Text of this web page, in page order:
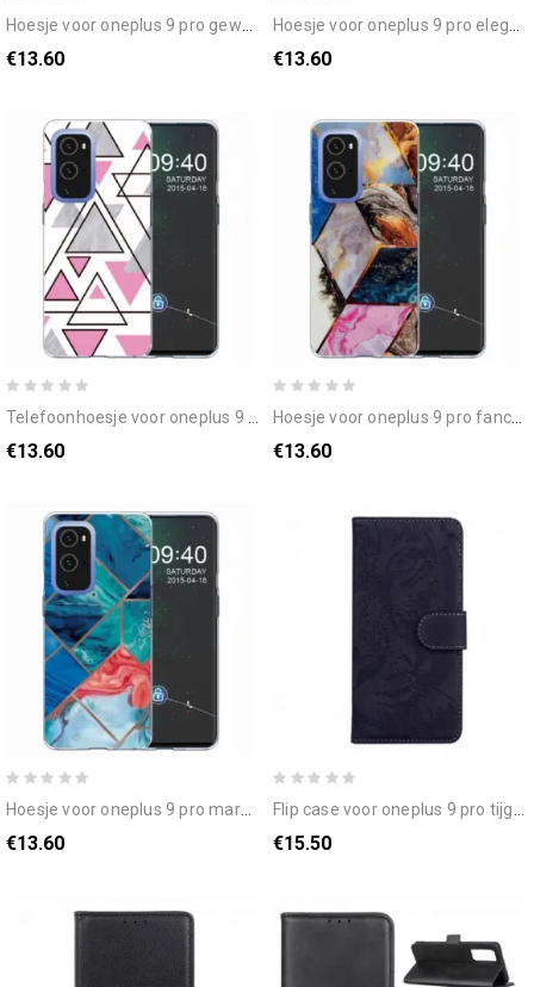
hoesje voor oneplus 9 pro geweigerd marmer
€13.60
hoesje voor oneplus 9 pro elegantie marmer
€13.60
telefoonhoesje voor oneplus 9 pro marmeren driehoeken
€13.60
hoesje voor oneplus 9 pro fancy marmer
€13.60
hoesje voor oneplus 9 pro marmeren ontwerp
€13.60
flip case voor oneplus 9 pro tijgergezicht afdrukken
€15.50